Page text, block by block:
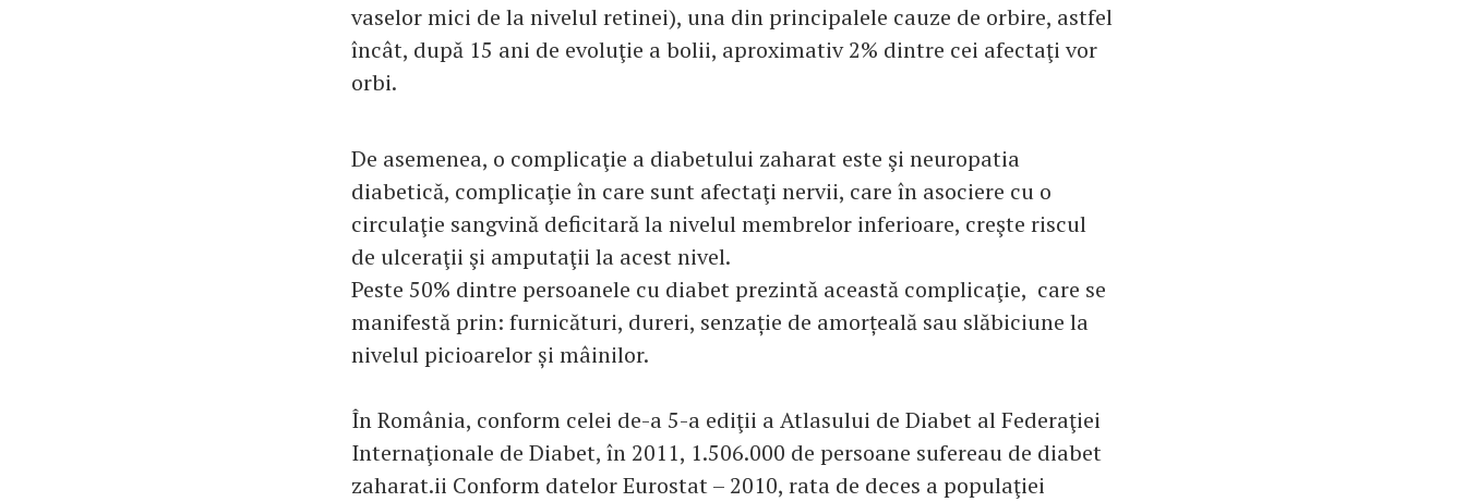
vaselor mici de la nivelul retinei), una din principalele cauze de orbire, astfel
încât, după 15 ani de evoluţie a bolii, aproximativ 2% dintre cei afectaţi vor
orbi.
De asemenea, o complicaţie a diabetului zaharat este şi neuropatia
diabetică, complicaţie în care sunt afectaţi nervii, care în asociere cu o
circulaţie sangvină deficitară la nivelul membrelor inferioare, creşte riscul
de ulceraţii şi amputaţii la acest nivel.
Peste 50% dintre persoanele cu diabet prezintă această complicaţie, care se
manifestă prin: furnicături, dureri, senzație de amorțeală sau slăbiciune la
nivelul picioarelor și mâinilor.
În România, conform celei de-a 5-a ediţii a Atlasului de Diabet al Federaţiei
Internaţionale de Diabet, în 2011, 1.506.000 de persoane sufereau de diabet
zaharat.ii Conform datelor Eurostat – 2010, rata de deces a populaţiei